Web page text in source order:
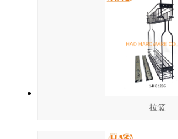
拉篮